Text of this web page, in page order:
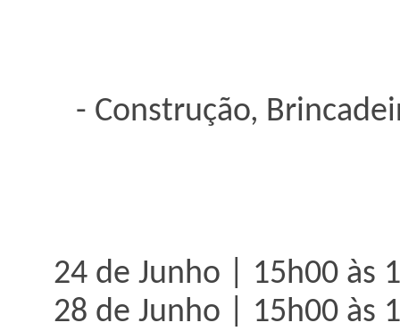
- Construção,
24 de Junho | 15h00 às
28 de Junho | 15h00 às